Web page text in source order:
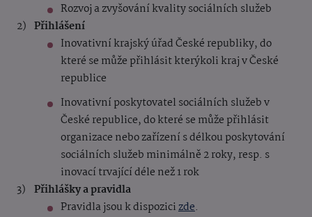
Rozvoj a zvyšování kvality sociálních služeb
Přihlášení
Inovativní krajský úřad České republiky, do
které se může přihlásit kterýkoli kraj v České
republice
Inovativní poskytovatel sociálních služeb v
České republice, do které se může přihlásit
organizace nebo zařízení s délkou poskytování
sociálních služeb minimálně 2 roky, resp. s
inovací trvající déle než 1 rok
Přihlášky a pravidla
Pravidla jsou k dispozicizde.